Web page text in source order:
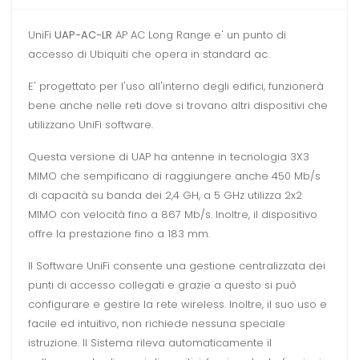
UniFi UAP-AC-LR AP AC Long Range e' un punto di
accesso di Ubiquiti che opera in standard ac.
E' progettato per l'uso all'interno degli edifici, funzionerà
bene anche nelle reti dove si trovano altri dispositivi che
utilizzano UniFi software.
Questa versione di UAP ha antenne in tecnologia 3X3
MIMO che sempificano di raggiungere anche 450 Mb/s
di capacità su banda dei 2,4 GH, a 5 GHz utilizza 2x2
MIMO con velocità fino a 867 Mb/s. Inoltre, il dispositivo
offre la prestazione fino a 183 mm.
Il Software UniFi consente una gestione centralizzata dei
punti di accesso collegati e grazie a questo si può
configurare e gestire la rete wireless. Inoltre, il suo uso e
facile ed intuitivo, non richiede nessuna speciale
istruzione. Il Sistema rileva automaticamente il